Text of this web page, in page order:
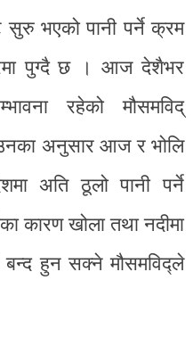
सुरु भएको पानी पर्ने क्रम
पुग्दै छ । आज देशैभर
रहेको मौसमविद्
अनुसार आज र भोलि
अति ठूलो पानी पर्ने
कारण खोला तथा नदीमा
हुन सक्ने मौसमविद्ले